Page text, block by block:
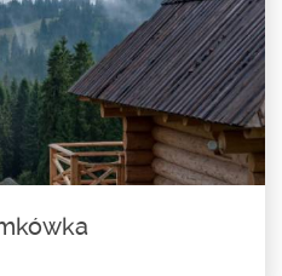
Floriana w
Wyżnych
Wyżne
Wyżnych została ufundowana
z krańców...